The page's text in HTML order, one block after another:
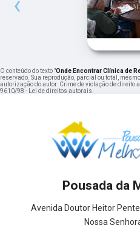
O conteúdo do texto "Onde Encontrar Clínica de
reservado. Sua reprodução, parcial ou total,
autorização do autor. Crime de violação de direito
9610/98 - Lei de direitos autorais
Pousada da
Avenida Doutor Heitor
Nossa